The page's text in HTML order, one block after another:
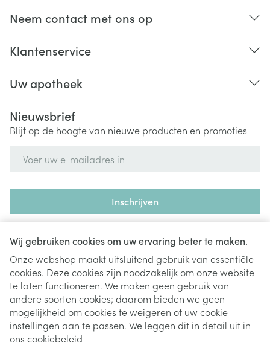
Wij gebruiken cookies om uw ervaring beter te maken.
Onze webshop maakt uitsluitend gebruik van essentiële
cookies. Deze cookies zijn noodzakelijk om onze website
te laten functioneren. We maken geen gebruik van
andere soorten cookies; daarom bieden we geen
mogelijkheid om cookies te weigeren of uw cookie-
instellingen aan te passen. We leggen dit in detail uit in
ons cookiebeleid
Neem contact met ons op
Klantenservice
Uw apotheek
Nieuwsbrief
Blijf op de hoogte van nieuwe producten en promoties
Inschrijven
nieuwsbrief en gaat u akkoord met onzeprivacy policy.
Juridische links